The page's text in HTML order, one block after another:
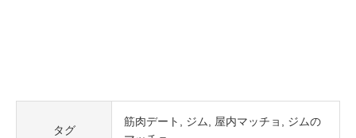
タグ
筋肉デート ジム 屋内マッチョ
ジムの